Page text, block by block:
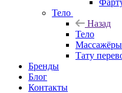
Тело
Назад
Тело
Массажёры
Тату
Бренды
Блог
Контакты